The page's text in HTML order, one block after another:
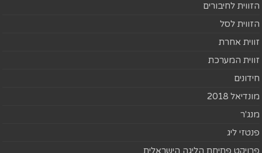
הזווית לחיבורים
הזווית לסל
זווית אחרת
זווית המערכת
חידונים
מונדיאל 2018
מנג'ר
פנטזי ליג
פרויקט פתיחת הליגה הישראלית